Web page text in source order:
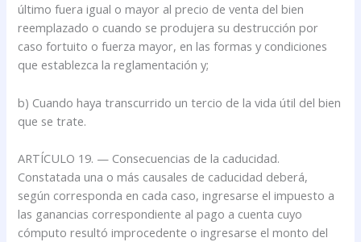
último fuera igual o mayor al precio de venta del bien
reemplazado o cuando se produjera su destrucción por
caso fortuito o fuerza mayor, en las formas y condiciones
que establezca la reglamentación y;
b) Cuando haya transcurrido un tercio de la vida útil del bien
que se trate.
ARTÍCULO 19. — Consecuencias de la caducidad.
Constatada una o más causales de caducidad deberá,
según corresponda en cada caso, ingresarse el impuesto a
las ganancias correspondiente al pago a cuenta cuyo
cómputo resultó improcedente o ingresarse el monto del